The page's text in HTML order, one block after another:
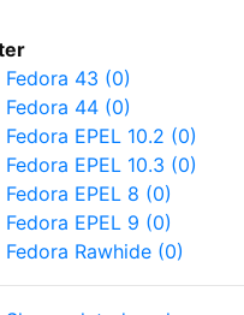
Fedora 43 (0)
Fedora 44 (0)
Fedora EPEL 10.2 (0)
Fedora EPEL 10.3 (0)
Fedora EPEL 8 (0)
Fedora EPEL 9 (0)
Fedora Rawhide (0)